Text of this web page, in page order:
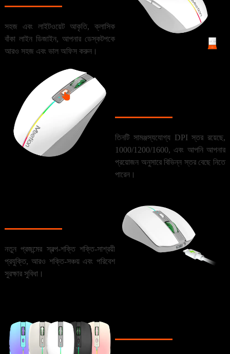
সহজ এবং লাইটওয়েট আকৃতি, ক্লাসিক
বাঁকা লাইন ডিজাইন, আপনার ডেস্কটপকে
আরও সহজ এবং ভাল অফিস করুন।
তিনটি সামঞ্জস্যযোগ্য DPI স্তর রয়েছে,
1000/1200/1600, এবং আপনি আপনার
প্রয়োজন অনুসারে বিভিন্ন স্তর বেছে নিতে
পারেন।
নতুন প্রজন্মের স্বল্প-শক্তি শক্তি-সাশ্রয়ী
প্রযুক্তি, আরও শক্তি-সঞ্চয় এবং পরিবেশ
সুরক্ষার সুবিধা।